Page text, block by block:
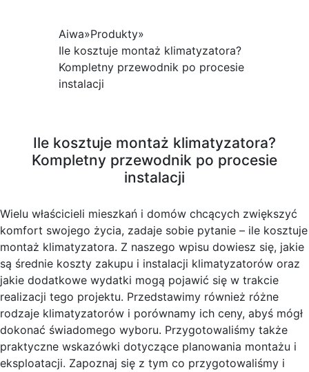
Aiwa»Produkty»
Ile kosztuje montaż klimatyzatora?
Kompletny przewodnik po procesie
instalacji
Ile kosztuje montaż klimatyzatora?
Kompletny przewodnik po procesie
instalacji
Wielu właścicieli mieszkań i domów chcących zwiększyć
komfort swojego życia, zadaje sobie pytanie – ile kosztuje
montaż klimatyzatora. Z naszego wpisu dowiesz się, jakie
są średnie koszty zakupu i instalacji klimatyzatorów oraz
jakie dodatkowe wydatki mogą pojawić się w trakcie
realizacji tego projektu. Przedstawimy również różne
rodzaje klimatyzatorów i porównamy ich ceny, abyś mógł
dokonać świadomego wyboru. Przygotowaliśmy także
praktyczne wskazówki dotyczące planowania montażu i
eksploatacji. Zapoznaj się z tym co przygotowaliśmy i